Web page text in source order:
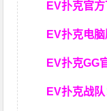
EV扑克官
EV扑克电
EV扑克GG
EV扑克战队